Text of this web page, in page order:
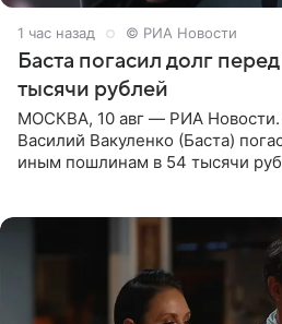
1 час назад © РИА Новости
Баста погасил долг
тысячи рублей
МОСКВА, 10 авг — РИА Новости.
Василий Вакуленко (Баста)
иным пошлинам в 54 тысячи